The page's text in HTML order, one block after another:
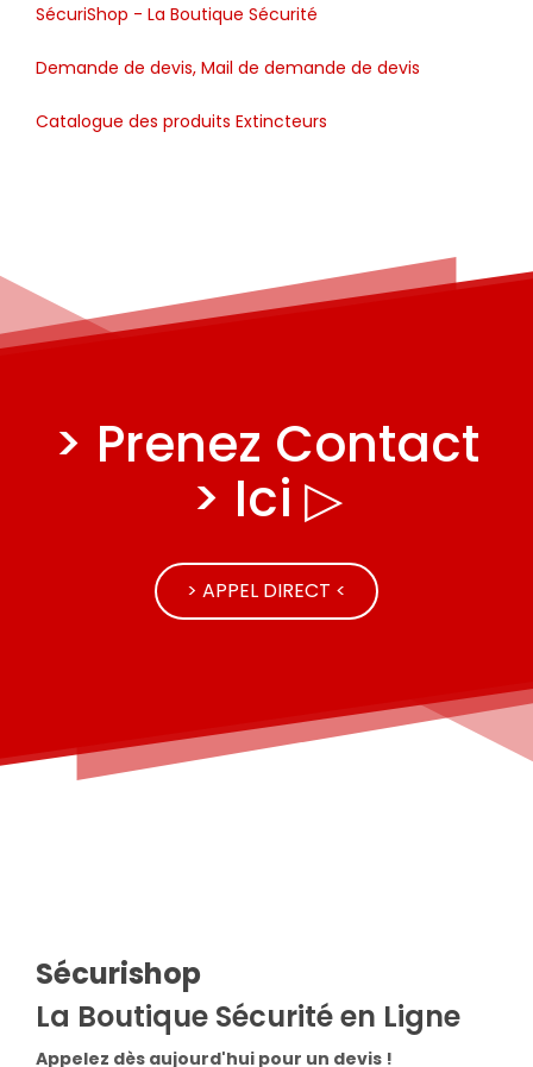
SécuriShop - La Boutique Sécurité
Demande de devis, Mail de demande de devis
Catalogue des produits Extincteurs
> Prenez Contact
> Ici ▷
> APPEL DIRECT <
Sécurishop
La Boutique Sécurité en Ligne
Appelez dès aujourd'hui pour un devis !